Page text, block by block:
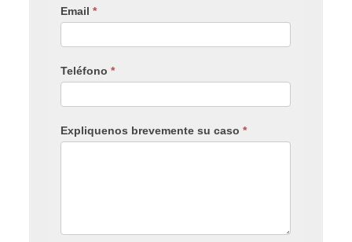
Email*
Teléfono*
Expliquenos brevemente su caso*